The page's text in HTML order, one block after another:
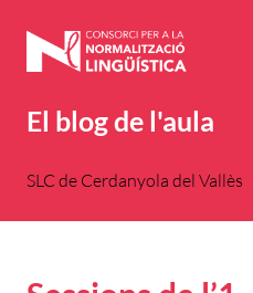
El blog de l'aula
SLC de Cerdanyola del Vallès